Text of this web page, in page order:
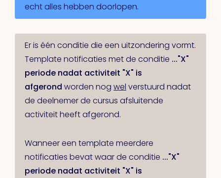
echt alles hebben doorlopen.
Er is één conditie die een uitzondering vormt.
Template notificaties met de conditie ..."X"
periode nadat activiteit "X" is
afgerond worden nog wel verstuurd nadat
de deelnemer de cursus afsluitende
activiteit heeft afgerond.
Wanneer een template meerdere
notificaties bevat waar de conditie ..."X"
periode nadat activiteit "X" is